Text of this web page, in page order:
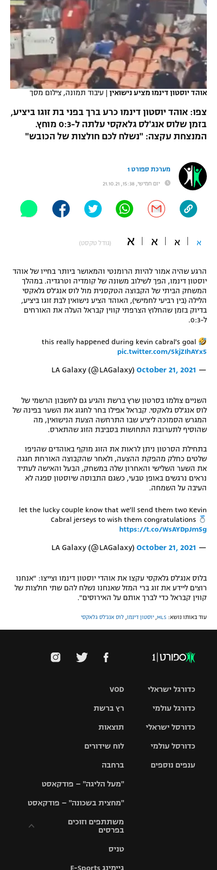
VOD
רץ ברשת
לוח שידורים
ברחבה
"מעל הליגה" – פודקאסט
תקנון משתתפים וזוכים בפרסים
תקנון עבור פעילות אלקטרה
תקנון עבור פעילות ספורט 1 – "מרלן"
טניס
מדיניות פרטיות
תקנון פעילות ספורט 1
רשיון להקרנה פומבית לבית עסק
הצטרפות לחבילת הערוצים
תגיות
נבחרת ישראל
מכבי חיפה
בית"ר ירושלים
מכבי תל אביב
הפועל חיפה
מכבי נתניה
בני יהודה
ליגה ספרדית
ליגה איטלקית
ליגה צרפתית
ליגה הולנדית
ליגה טורקית
ליגה סינית
ליגה ברזילאית
ליגות נוספות
כדורסל נשים
מכבי תל אביב
הפועל חולון
הפועל ירושלים
יורוליג
יורוקאפ
טניס
כדוריד
כדורעף
שחייה
ג'ודו
ספורט אולימפי
UFC
היאבקות WWE
אופניים
כדורמים
פוטבול אמריקאי NFL
ספורט אתגרי ואקסטרים
גיימינג E-Sports
אוהד יוסטון דינמו מציע נישואין | עיבוד תמונה, צילום מסך
צפו: אוהד יוסטון דינמו כרע ברך בפני בת זוגו ביציע,
בזמן שלוס אנג'לס גלאקסי עלתה ל-0:3 מוחץ.
המנצחת עקצה: "נשלח לכם חולצות של הכובש"
מערכת ספורט 1
יום חמישי, 15:38, 21.10.21
א א א א (גודל טקסט)
הרגע שהיה אמור להיות הרומנטי והמאושר ביותר בחייו של אוהד
יוסטון דינמו, הפך לשילוב משונה של קומדיה וטרגדיה. במהלך
המשחק הביתי של הקבוצה הטקסנית מול לוס אנג'לס גלאקסי
הלילה (בין רביעי לחמישי), האוהד הציע נישואין לבת זוגו ביציע,
בדיוק בזמן שהחלוץ הצרפתי קווין קבראל העלה את האורחים
ל-0:3.
this really happened during kevin cabral's goal
pic.twitter.com/5kjZIhAYx5
— LA Galaxy (@LAGalaxy)
October 21, 2021
השניים צולמו בסרטון שרץ ברשת והגיע גם לחשבון הרשמי של
לוס אנג'לס גלאקסי. קבראל אפילו בחר לחגוג את השער בפינה של
המגרש הסמוכה ליציע שבו התרחשה הצעת הנישואין, מה
שהוסיף לתערובת התחושות בסביבת הזוג שהתארס.
בתחילת הסרטון ניתן לראות את הזוג מוקף באוהדים שהניפו
שלטים כחלק מהפקת ההצעה, ולאחר שהקבוצה האורחת חגגה
את השער השלישי והאחרון שלה במשחק, הבעל והאישה לעתיד
נראים נרגשים באופן טבעי, כשגם התבוסה שיוסטון ספגה לא
העיבה על השמחה.
let the lucky couple know that we'll send them two Kevin
Cabral jerseys to wish them congratulations
https://t.co/WsAYDpJmSg
— LA Galaxy (@LAGalaxy)
October 21, 2021
בלוס אנג'לס גלאקסי עקצו את אוהדי יוסטון דינמו וצייצו: "אנחנו
רוצים ליידע את זוג ברי המזל שאנחנו נשלח להם שתי חולצות של
קווין קבראל כדי לברך אותם על האירוסים".
עוד באותו נושא: MLS
, יוסטון דינמו, לוס אנג'לס גלאקסי
VOD
רץ ברשת
תוצאות
לוח שידורים
ברחבה
"מעל הליגה" – פודקאסט
"מחצית בשכונה" – פודקאסט
משתתפים וזוכים
בפרסים
וזוכים בפרסים
טניס
גיימינג E-Sports
כדורגל ישראלי
גביע הטוטו
כדורגל עולמי
האלופות
ליגה
כדורסל ישראלי
סל
כדורסל עולמי
ענפים נוספים